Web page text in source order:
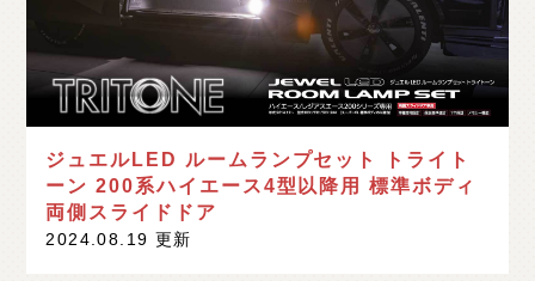
ジュエルLED ルームランプセット トライト
ーン 200系ハイエース4型以降用 標準ボディ
両側スライドドア
2024.08.19 更新